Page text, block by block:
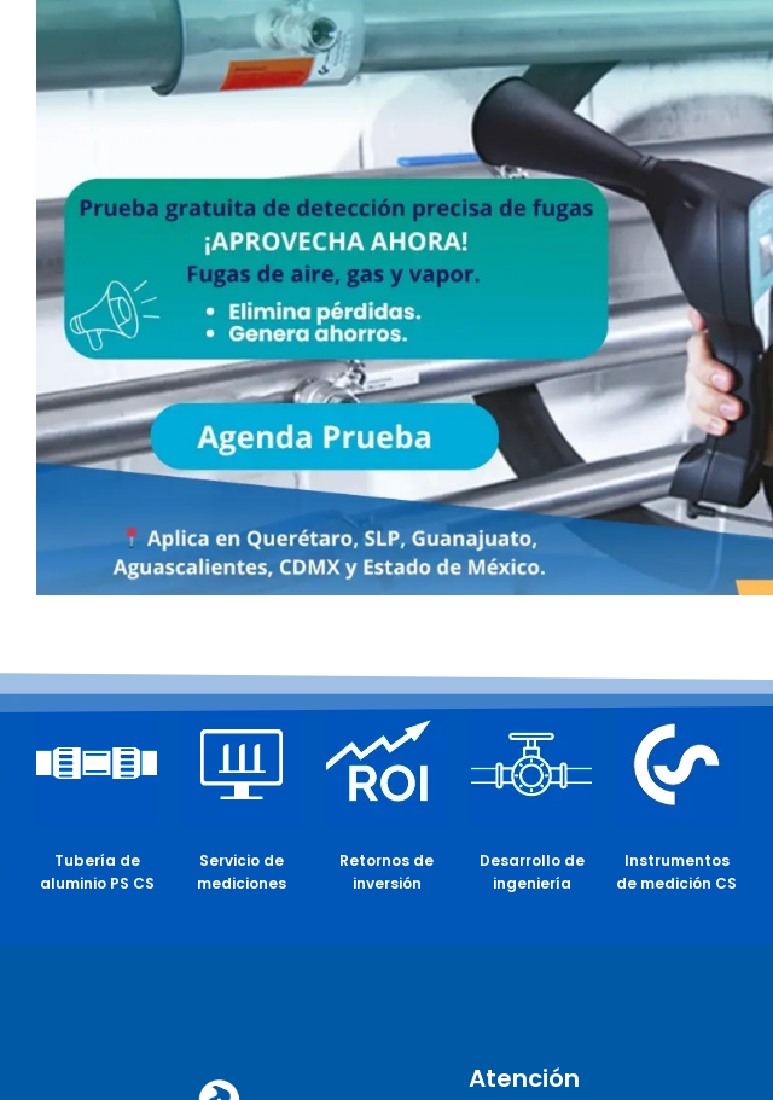
Tubería de
aluminio PS CS
Servicio de
mediciones
Retornos de
inversión
Desarrollo de
ingeniería
Instrumentos
de medición CS
Atención